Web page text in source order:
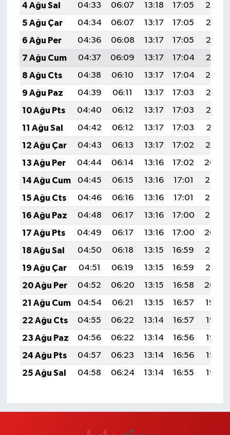
4 Ağu Sal
04:33 06:07 13:18 17:05
20:19
5 Ağu Çar
04:34 06:07 13:17 17:05
20:18
6 Ağu Per
04:36 06:08 13:17 17:05
20:16
7 Ağu Cum
04:37 06:09 13:17 17:04
20:15
8 Ağu Cts
04:38 06:10 13:17 17:04
20:14
9 Ağu Paz
04:39 06:11 13:17 17:03
20:13
10 Ağu Pts
04:40 06:12 13:17 17:03
20:12
11 Ağu Sal
04:42 06:12 13:17 17:03
20:11
12 Ağu Çar
04:43 06:13 13:17 17:02
20:10
13 Ağu Per
04:44 06:14 13:16 17:02
20:09
14 Ağu Cum
04:45 06:15 13:16 17:01
20:07
15 Ağu Cts
04:46 06:16 13:16 17:01
20:06
16 Ağu Paz
04:48 06:17 13:16 17:00
20:05
17 Ağu Pts
04:49 06:17 13:16 17:00
20:04
18 Ağu Sal
04:50 06:18 13:15 16:59
20:02
19 Ağu Çar
04:51 06:19 13:15 16:59
20:01
20 Ağu Per
04:52 06:20 13:15 16:58
20:00
21 Ağu Cum
04:54 06:21 13:15 16:57
19:59
22 Ağu Cts
04:55 06:22 13:14 16:57
19:57
23 Ağu Paz
04:56 06:22 13:14 16:56
19:56
24 Ağu Pts
04:57 06:23 13:14 16:56
19:55
25 Ağu Sal
04:58 06:24 13:14 16:55 19:53